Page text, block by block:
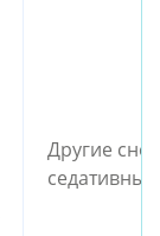
Другие
седативные